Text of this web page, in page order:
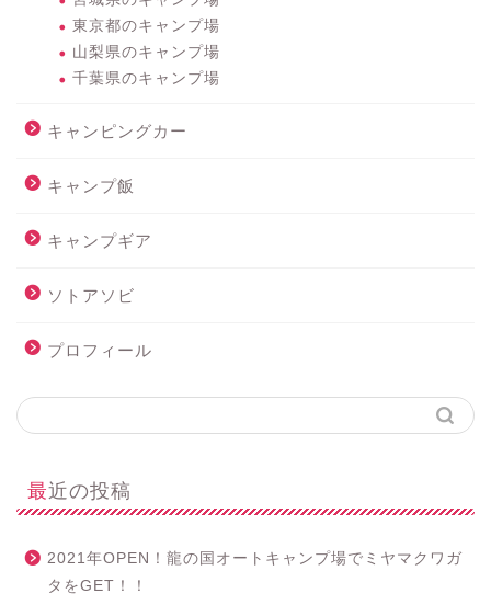
東京都のキャンプ場
山梨県のキャンプ場
千葉県のキャンプ場
キャンピングカー
キャンプ飯
キャンプギア
ソトアソビ
プロフィール
最近の投稿
2021年OPEN！龍の国オートキャンプ場でミヤマクワガ
タをGET！！